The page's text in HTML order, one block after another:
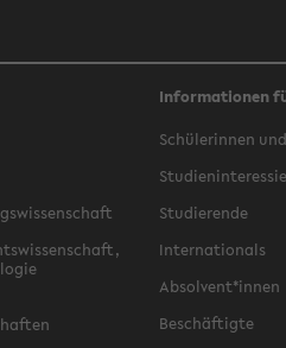
Informationen
Schülerinnen
Studierende
Internationals
Absolvent*innen
Beschäftigte